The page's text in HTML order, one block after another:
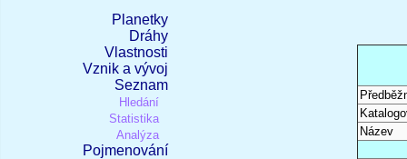
Planetky
Dráhy
Vlastnosti
Vznik a vývoj
Seznam
Hledání
Statistika
Analýza
Pojmenování
Název